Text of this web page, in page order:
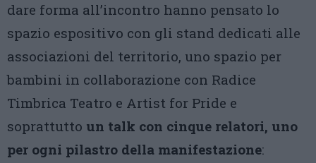
dare forma all’incontro hanno pensato lo
spazio espositivo con gli stand dedicati alle
associazioni del territorio, uno spazio per
bambini in collaborazione con Radice
Timbrica Teatro e Artist for Pride e
soprattutto un talk con cinque relatori, uno
per ogni pilastro della manifestazione: